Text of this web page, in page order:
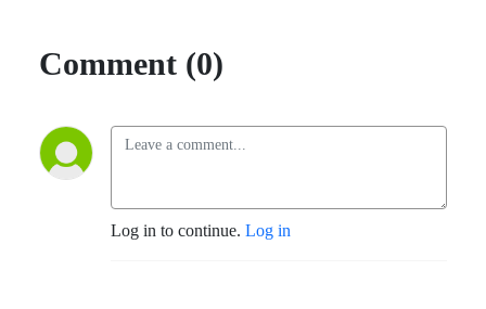
Comment (0)
Log in to continue. Log in